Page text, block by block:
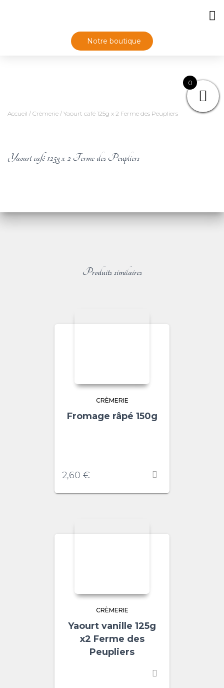
Notre boutique
Accueil / Crèmerie / Yaourt café 125g x 2 Ferme des Peupliers
Yaourt café 125g x 2 Ferme des Peupliers
Produits similaires
CRÈMERIE
Fromage râpé 150g
2,60 €
CRÈMERIE
Yaourt vanille 125g
x2 Ferme des
Peupliers
0